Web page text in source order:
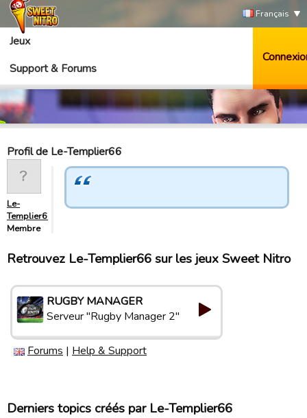
Français
Jeux
Support & Forums
Profil de Le-Templier66
Le-
Templier66
Membre
Retrouvez Le-Templier66 sur les jeux Sweet Nitro
RUGBY MANAGER
Serveur "Rugby Manager 2"
Forums | Help & Support
Derniers topics créés par Le-Templier66